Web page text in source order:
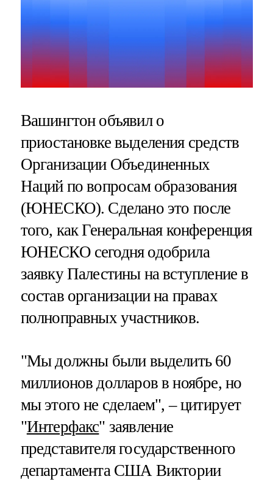
Вашингтон объявил о
приостановке выделения средств
Организации Объединенных
Наций по вопросам образования
(ЮНЕСКО). Сделано это после
того, как Генеральная конференция
ЮНЕСКО сегодня одобрила
заявку Палестины на вступление в
состав организации на правах
полноправных участников.
"Мы должны были выделить 60
миллионов долларов в ноябре, но
мы этого не сделаем", – цитирует
"Интерфакс" заявление
представителя государственного
департамента США Виктории